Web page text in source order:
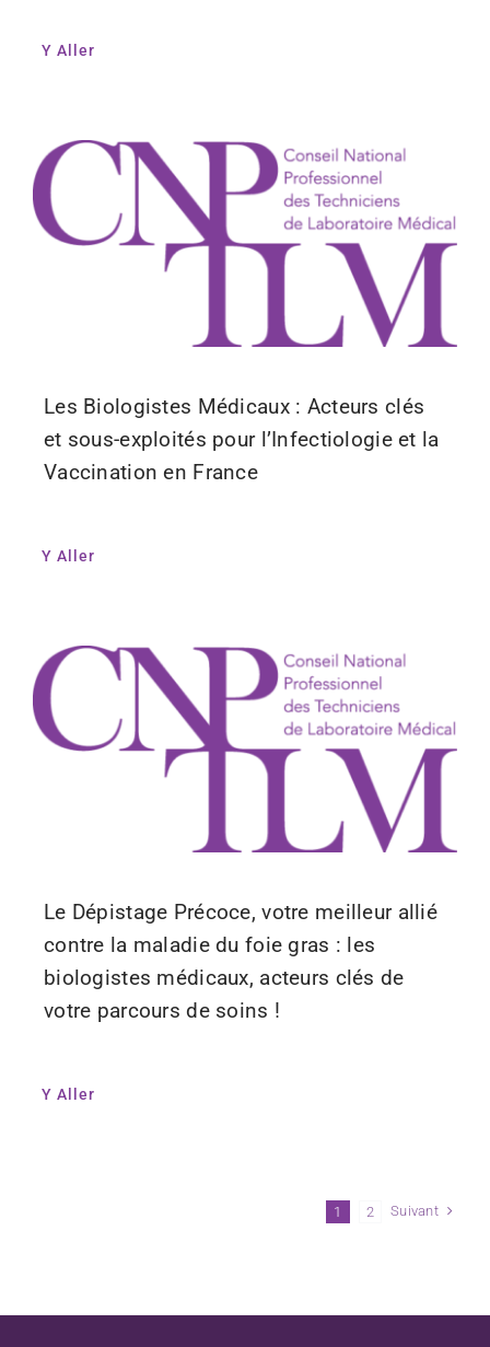
Y Aller
Les Biologistes Médicaux : Acteurs clés
et sous-exploités pour l’Infectiologie et la
Vaccination en France
Y Aller
Le Dépistage Précoce, votre meilleur allié
contre la maladie du foie gras : les
biologistes médicaux, acteurs clés de
votre parcours de soins !
Y Aller
1 2 Suivant